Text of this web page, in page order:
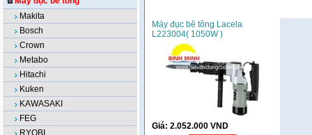
Makita
Bosch
Crown
Metabo
Hitachi
Kuken
KAWASAKI
FEG
RYOBI
Máy đục bê tông Lacela
L223004( 1050W )
Giá: 2.052.000 VND